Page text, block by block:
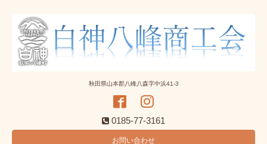
秋田県山本郡八峰八森字中浜41-3
0185-77-3161
お問い合わせ